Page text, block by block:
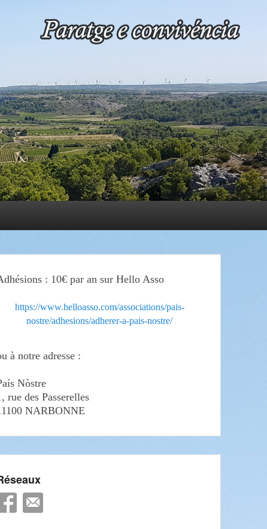
: 10€ par an sur Hello Asso
https://www.helloasso.com/associations/pais-
nostre/adhesions/adherer-a-pais-nostre/
à notre adresse :
Nòstre
rue des Passerelles
NARBONNE